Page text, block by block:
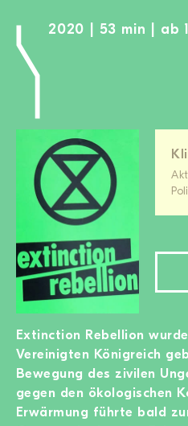
2020 | 53 min | ab
Extinction Rebellion
Vereinigten Königreich
Bewegung des zivilen
gegen den ökologischen
Erwärmung führte bald